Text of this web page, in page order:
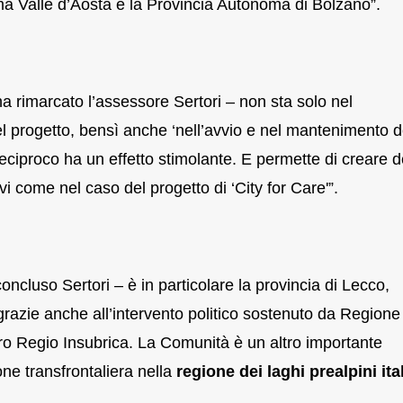
Valle d’Aosta e la Provincia Autonoma di Bolzano”.
rimarcato l’assessore Sertori – non sta solo nel
bensì anche ‘nell’avvio e nel mantenimento
ha un effetto stimolante. E permette di creare
nel caso del progetto di ‘City for Care'”.
Sertori – è in particolare la provincia di Lecco,
anche all’intervento politico sostenuto da Regione
Regio Insubrica. La Comunità è un altro importante
transfrontaliera nella regione dei laghi prealpini